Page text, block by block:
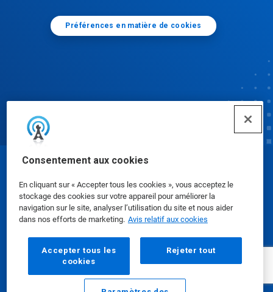
Consentement aux cookies
En cliquant sur « Accepter tous les cookies », vous acceptez le
stockage des cookies sur votre appareil pour améliorer la
navigation sur le site, analyser l’utilisation du site et nous aider
dans nos efforts de marketing. Avis relatif aux cookies
Accepter tous les
cookies
Rejeter tout
Préférences en matière de cookies
Fiches signalétiques|Politique de confidentialité
Modalités d'utilisation